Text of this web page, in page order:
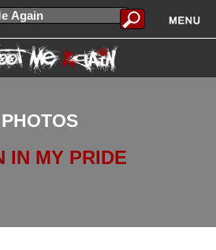
PHOTOS
IN MY PRIDE